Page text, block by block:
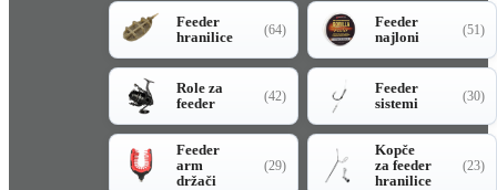
Feeder
hranilice
(64)
Feeder
najloni
(51)
Role za
feeder
(42)
Feeder
sistemi
(30)
Feeder
arm
držači
(29)
Kopče
za feeder
hranilice
(23)